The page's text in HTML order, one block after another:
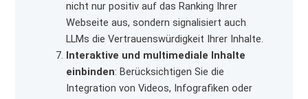
nicht nur positiv auf das Ranking Ihrer
Webseite aus, sondern signalisiert auch
LLMs die Vertrauenswürdigkeit Ihrer Inhalte.
Interaktive und multimediale Inhalte
einbinden: Berücksichtigen Sie die
Integration von Videos, Infografiken oder